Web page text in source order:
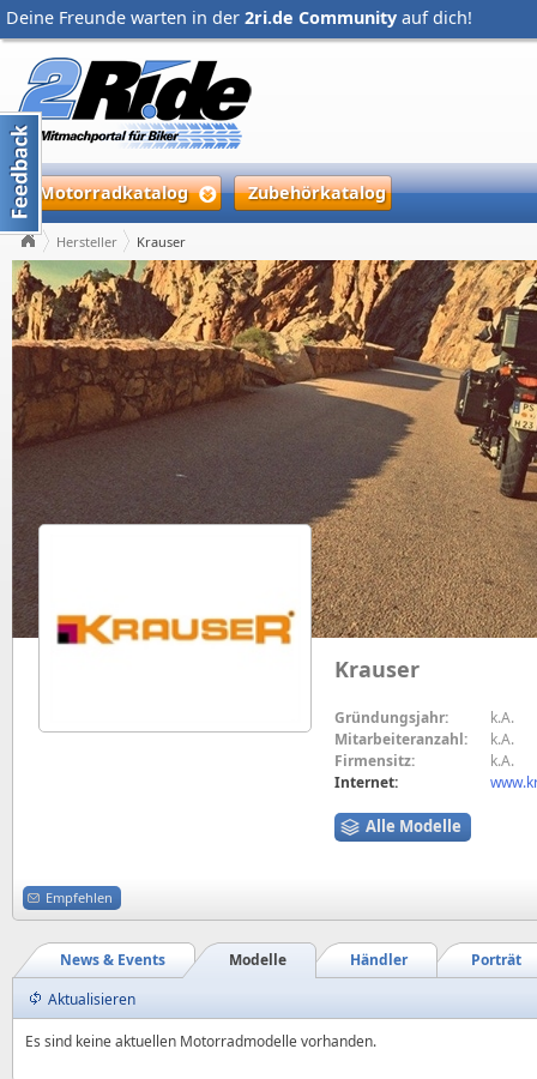
Deine Freunde warten in der 2ri.de Community auf dich!
Motorradkatalog Zubehörkatalog
Hersteller Krauser
Krauser
Gründungsjahr:
k.A.
Mitarbeiteranzahl:
k.A.
Firmensitz:
k.A.
Internet:
Alle Modelle
Empfehlen
Porträt
Händler
Modelle
News & Events
Aktualisieren
Es sind keine aktuellen Motorradmodelle vorhanden.